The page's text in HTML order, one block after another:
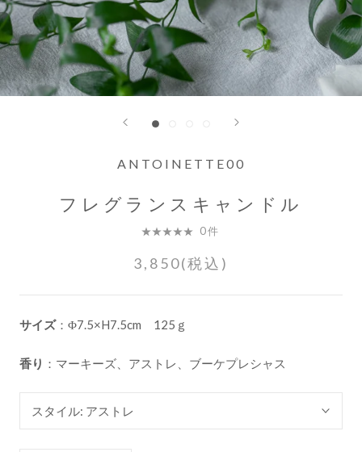
ANTOINETTE00
フレグランスキャンドル
0件
3,850(税込)
サイズ：Φ7.5×H7.5cm 125ｇ
香り ：マーキーズ、アストレ、ブーケプレシャス
スタイル: アストレ